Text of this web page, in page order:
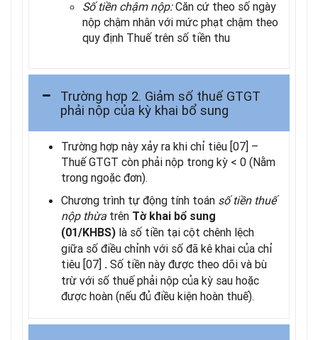
Số tiền chậm nộp:Căn cứ theo số ngày
nộp chậm nhân với mức phạt chậm theo
quy định Thuế trên số tiền thu
Trường hợp 2. Giảm số thuế GTGT
phải nộp của kỳ khai bổ sung
Trường hợp này xảy ra khi chỉ tiêu [07] –
Thuế GTGT còn phải nộp trong kỳ < 0 (Nằm
trong ngoặc đơn).
Chương trình tự động tính toán số tiền thuế
nộp thừa trên Tờ khai bổ sung
(01/KHBS) là số tiền tại cột chênh lệch
giữa số điều chỉnh với số đã kê khai của chỉ
tiêu [07] . Số tiền này được theo dõi và bù
trừ với số thuế phải nộp của kỳ sau hoặc
được hoàn (nếu đủ điều kiện hoàn thuế).